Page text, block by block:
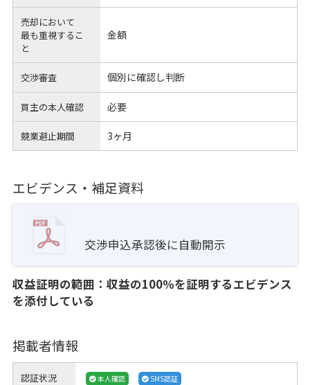
売却において
最も重視するこ
と
金額
交渉審査 個別に確認し判断
買主の本人確認 必要
競業避止期間 3ヶ月
エビデンス・補足資料
交渉申込承認後に自動開示
収益証明の範囲：収益の100％を証明するエビデンス
を添付している
掲載者情報
認証状況 本人確認
SMS認証